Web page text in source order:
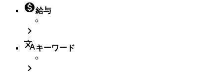
給与

translateキーワード
